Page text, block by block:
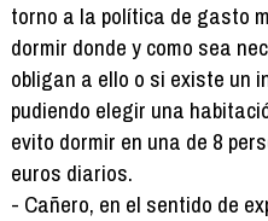
torno a la política de gasto
dormir donde y como sea
obligan a ello o si existe un
pudiendo elegir una
evito dormir en una de 8
euros diarios.
- Cañero, en el sentido de